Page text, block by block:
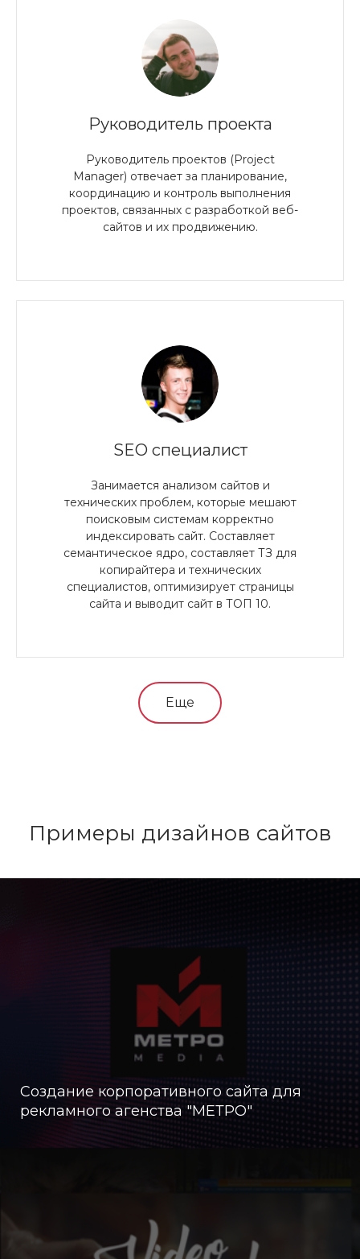
Руководитель проекта
Руководитель проектов (Project
Manager) отвечает за планирование,
координацию и контроль выполнения
проектов, связанных с разработкой веб-
сайтов и их продвижению.
SEO специалист
Занимается анализом сайтов и
технических проблем, которые мешают
поисковым системам корректно
индексировать сайт. Составляет
семантическое ядро, составляет ТЗ для
копирайтера и технических
специалистов, оптимизирует страницы
сайта и выводит сайт в ТОП 10.
Еще
Примеры дизайнов сайтов
Создание корпоративного сайта для
рекламного агенства "МЕТРО"